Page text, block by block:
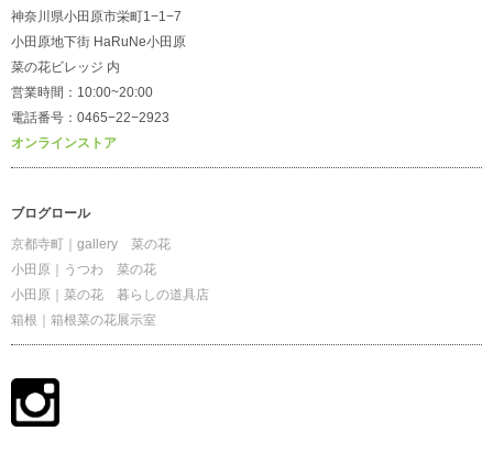
神奈川県小田原市栄町1−1−7
小田原地下街 HaRuNe小田原
菜の花ビレッジ 内
営業時間：10:00~20:00
電話番号：0465−22−2923
オンラインストア
ブログロール
京都寺町｜gallery 菜の花
小田原｜うつわ 菜の花
小田原｜菜の花 暮らしの道具店
箱根｜箱根菜の花展示室